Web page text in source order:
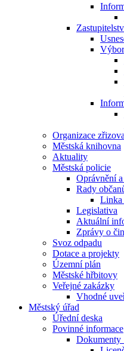
Organizace
Městská knihovna
Aktuality
Městská policie
Oprávnění
Rady
Linka
Legislativa
Aktuální
Zprávy o
Svoz odpadu
Dotace a projekty
Územní plán
Městské hřbitovy
Veřejné zakázky
Vhodné
Městský úřad
Úřední deska
Povinné informace
Dokumenty